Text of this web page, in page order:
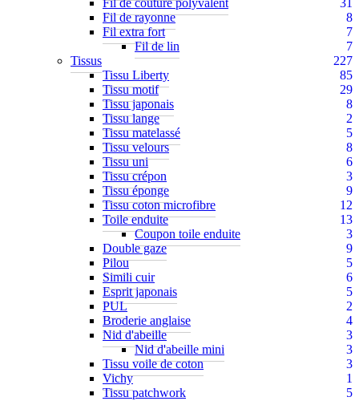
Fil de couture polyvalent
31
Fil de rayonne
8
Fil extra fort
7
Fil de lin
7
Tissus
227
Tissu Liberty
85
Tissu motif
29
Tissu japonais
8
Tissu lange
2
Tissu matelassé
5
Tissu velours
8
Tissu uni
6
Tissu crépon
3
Tissu éponge
9
Tissu coton microfibre
12
Toile enduite
13
Coupon toile enduite
3
Double gaze
9
Pilou
5
Simili cuir
6
Esprit japonais
5
PUL
2
Broderie anglaise
4
Nid d'abeille
3
Nid d'abeille mini
3
Tissu voile de coton
3
Vichy
1
Tissu patchwork
5